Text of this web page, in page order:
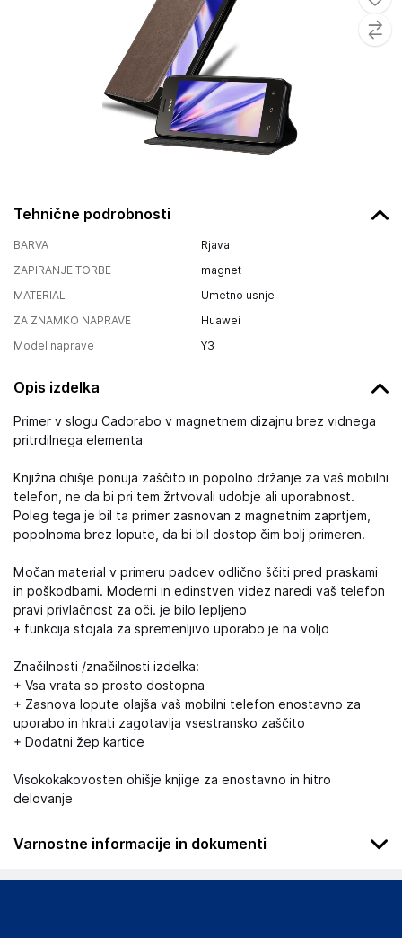
Tehnične podrobnosti
BARVA
Rjava
ZAPIRANJE TORBE
magnet
MATERIAL
Umetno usnje
ZA ZNAMKO NAPRAVE
Huawei
Model naprave
Y3
Opis izdelka
Primer v slogu Cadorabo v magnetnem dizajnu brez vidnega
pritrdilnega elementa
Knjižna ohišje ponuja zaščito in popolno držanje za vaš mobilni
telefon, ne da bi pri tem žrtvovali udobje ali uporabnost.
Poleg tega je bil ta primer zasnovan z magnetnim zaprtjem,
popolnoma brez lopute, da bi bil dostop čim bolj primeren.
Močan material v primeru padcev odlično ščiti pred praskami
in poškodbami. Moderni in edinstven videz naredi vaš telefon
pravi privlačnost za oči. je bilo lepljeno
+ funkcija stojala za spremenljivo uporabo je na voljo
Značilnosti /značilnosti izdelka:
+ Vsa vrata so prosto dostopna
+ Zasnova lopute olajša vaš mobilni telefon enostavno za
uporabo in hkrati zagotavlja vsestransko zaščito
+ Dodatni žep kartice
Visokokakovosten ohišje knjige za enostavno in hitro
delovanje
Varnostne informacije in dokumenti
.